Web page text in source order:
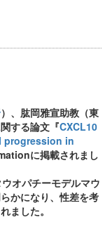
）、肱岡雅宣助教（東
する論文『CXCL10
progression in
に掲載されまし
オパチーモデルマウ
かになり、性差を考
ました。